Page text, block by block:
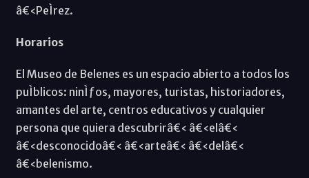
â€‹PeÌrez.
Horarios
El Museo de Belenes es un espacio abierto a todos los
puÌblicos: ninÌƒos, mayores, turistas, historiadores,
amantes del arte, centros educativos y cualquier
persona que quiera descubrirâ€‹ â€‹elâ€‹
â€‹desconocidoâ€‹ â€‹arteâ€‹ â€‹delâ€‹
â€‹belenismo.